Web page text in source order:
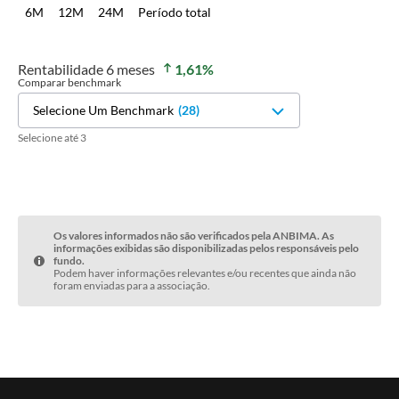
6M 12M 24M Período total
Rentabilidade 6 meses 1,61%
Comparar benchmark
Selecione Um Benchmark (28)
Selecione até 3
Os valores informados não são verificados pela ANBIMA. As
informações exibidas são disponibilizadas pelos responsáveis pelo
fundo.
Podem haver informações relevantes e/ou recentes que ainda não
foram enviadas para a associação.